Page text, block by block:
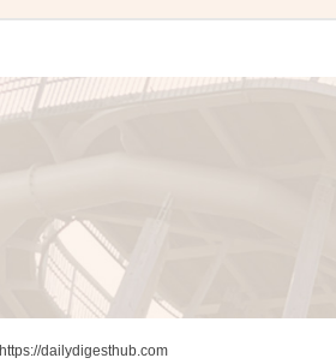
https://dailydigesthub.com